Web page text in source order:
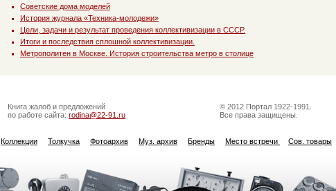
Советские дома моделей
История журнала «Техника-молодежи»
Цели, задачи и результат проведения коллективизации в СССР.
Итоги и последствия сплошной коллективизации.
Метрополитен в Москве. История строительства метро в столице
Книга жалоб и предложений
по работе сайта: rodina@22-91.ru
© 2012 Портал 1922-1991.
Все права защищены.
Коллекции Толкучка Фотоархив Муз. архив Бренды Место встречи Сов. товары